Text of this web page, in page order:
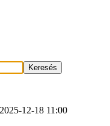
Keresés
12-18 11:00